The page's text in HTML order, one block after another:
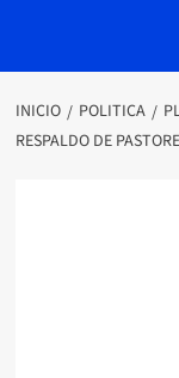
INICIO POLITICA
RESPALDO DE